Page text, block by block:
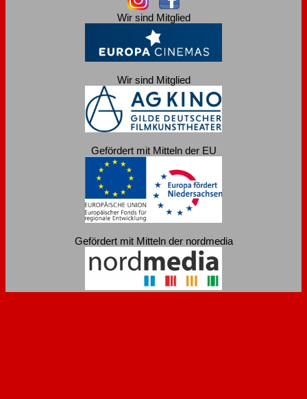
Wir sind Mitglied
Wir sind Mitglied
Gefördert mit Mitteln der EU
Gefördert mit Mitteln der nordmedia